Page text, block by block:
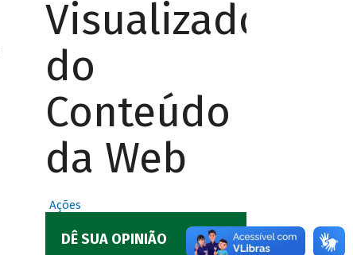
Visualizador
do
Conteúdo
da Web
Ações
DÊ SUA OPINIÃO